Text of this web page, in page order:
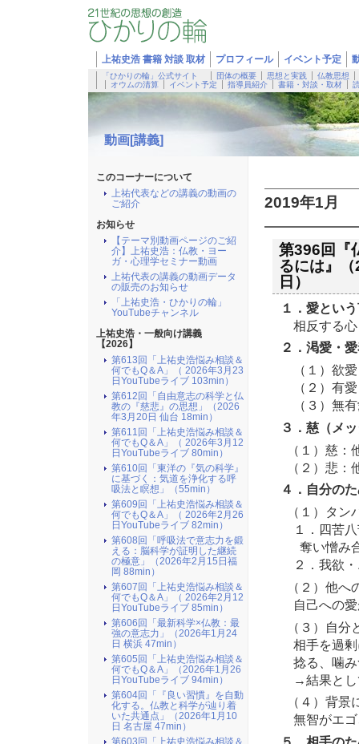
上祐史浩 書籍 対談 取材 プロフィール イベント予定
「ひかりの輪」公式サイト 団体の概要 思想と実践
仏教思想
オウムの清算
イベント予定 指導員紹介 書籍・対談・取材
動画[講義]
2019年1月
第396回『
るには』
日）
１．愛とい
相反する心
２．渇愛・
（１）欲愛
（２）有愛
（３）無有
３．慈（メ
（１）慈：
（２）悲：
４．自分の
（１）タン
１．四苦八
奪い憎み
２．我欲・
（２）他へ
自己への愛
（３）自分
相手を過剰
捻る、噛み
→結果とし
（４）背景
無智がエゴ
このコーナーについて
上祐代表などの講義の動画の
ご紹介
お知らせ
【テーマ別動画ページのご紹
介】上祐史浩：仏教・ヨー
ガ・心理学セミナー動画
上祐代表の講義の動画データ
の販売のお知らせ
「上祐史浩・ひかりの輪」
YouTubeチャンネル
上祐史浩・一般向け講義
【2026】
第613回「上祐史浩悩み相談＆
何でもQ＆A」（ 2026年3月23
日YouTubeライブ 103min）
第612回「自由意志の科学と仏
教の『慈悲』の思想」（2026
年3月20日 仙台 18min）
第611回「上祐史浩悩み相談＆
何でもQ＆A」（ 2026年3月12
日YouTubeライブ 80min）
第610回「東洋の『気の科学』
に基づく：気道を浄化する呼
吸法と瞑想」（55min）
第609回「上祐史浩悩み相談＆
何でもQ＆A」（ 2026年2月26
日YouTubeライブ 82min）
第608回「呼吸法で意志力を鍛
える：脳科学が証明した継続
の極意」（2026年2月15日福
岡 88min）
第607回「上祐史浩悩み相談＆
何でもQ＆A」（ 2026年2月12
日YouTubeライブ 85min）
第606回「最新科学×仏教：最
強の意志力」（2026年1月24
日 横浜 47min）
第605回「上祐史浩悩み相談＆
何でもQ＆A」（2026年1月26
日YouTubeライブ 94min）
第604回「『良い習慣』を自動
化する。仏教と科学が辿り着
いた共通点」（2026年1月10
日 名古屋 47min）
第603回「上祐史浩悩み相談＆